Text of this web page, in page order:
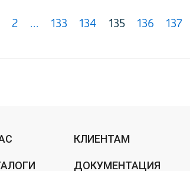
2 ... 133 134 135 136 137
КЛИЕНТАМ
ДОКУМЕНТАЦИЯ